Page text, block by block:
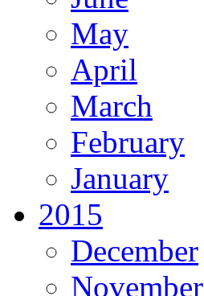
May
April
March
February
January
2015
December
November